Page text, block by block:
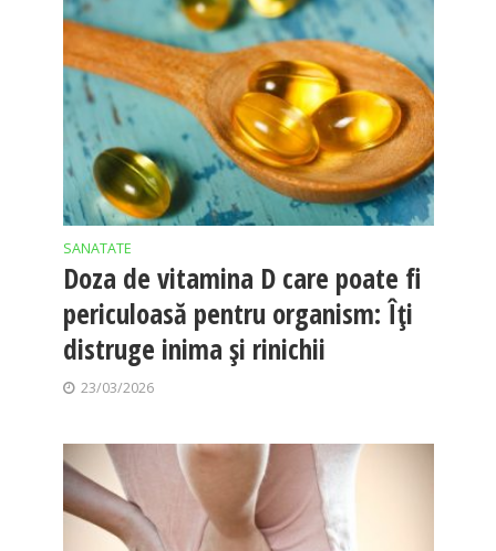
SANATATE
Doza de vitamina D care poate fi
periculoasă pentru organism: Îți
distruge inima și rinichii
23/03/2026